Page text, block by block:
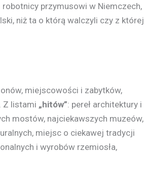
robotnicy przymusowi w Niemczech,
niż ta o którą walczyli czy z której
miejscowości i zabytków,
Z listami „hitów”: pereł architektury i
mostów, najciekawszych muzeów,
miejsc o ciekawej tradycji
i wyrobów rzemiosła,